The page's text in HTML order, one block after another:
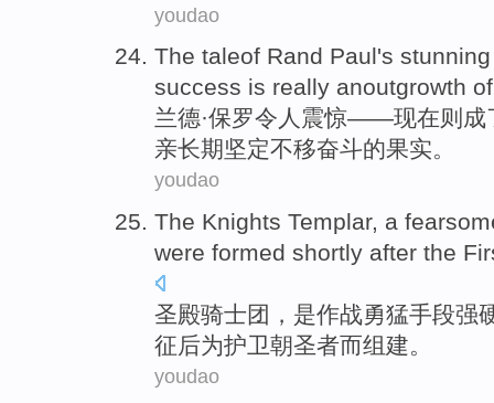
youdao
The taleof Rand Paul's stunning
success is really anoutgrowth of
兰德·保罗令人 震惊——现在则成
亲长期坚定不移奋斗的果实。
youdao
The Knights Templar, a
were formed shortly after the
圣殿骑士团， 是作战勇猛手段强
征后为护卫朝圣者而组建。
youdao